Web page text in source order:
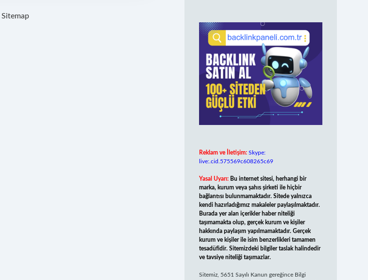
Sitemap
Reklam ve İletişim: Skype:
live:.cid.575569c608265c69
Yasal Uyarı: Bu internet sitesi, herhangi bir
marka, kurum veya şahıs şirketi ile hiçbir
bağlantısı bulunmamaktadır. Sitede yalnızca
kendi hazırladığımız makaleler paylaşılmaktadır.
Burada yer alan içerikler haber niteliği
taşımamakta olup, gerçek kurum ve kişiler
hakkında paylaşım yapılmamaktadır. Gerçek
kurum ve kişiler ile isim benzerlikleri tamamen
tesadüfidir. Sitemizdeki bilgiler taslak halindedir
ve tavsiye niteliği taşımazlar.
Sitemiz, 5651 Sayılı Kanun gereğince Bilgi